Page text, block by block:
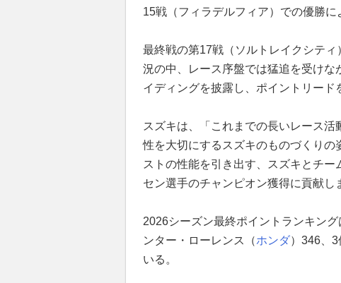
15戦（フィラデルフィア）での優勝に
最終戦の第17戦（ソルトレイクシテ
況の中、レース序盤では猛追を受け
イディングを披露し、ポイントリード
スズキは、「これまでの長いレース
性を大切にするスズキのものづくり
ストの性能を引き出す、スズキとチ
セン選手のチャンピオン獲得に貢献し
2026シーズン最終ポイントランキン
ンター・ローレンス（ホンダ）346、
いる。